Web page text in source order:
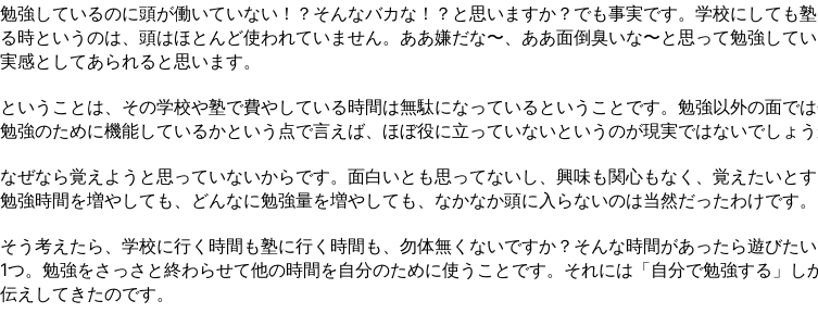
勉強しているのに頭が働いていない！？そんなバカな！？と思いますか？でも事実です。学校にして
る時というのは、頭はほとんど使われていません。ああ嫌だな〜、ああ面倒臭いな〜と思って勉強し
実感としてあられると思います。
ということは、その学校や塾で費やしている時間は無駄になっているということです。勉強以外の面
勉強のために機能しているかという点で言えば、ほぼ役に立っていないというのが現実ではないでしょう
なぜなら覚えようと思っていないからです。面白いとも思ってないし、興味も関心もなく、覚えたい
勉強時間を増やしても、どんなに勉強量を増やしても、なかなか頭に入らないのは当然だったわけです。
そう考えたら、学校に行く時間も塾に行く時間も、勿体無くないですか？そんな時間があったら遊び
1つ。勉強をさっさと終わらせて他の時間を自分のために使うことです。それには「自分で勉強する」
伝えしてきたのです。